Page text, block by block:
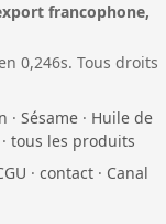
francophone,
0,246s. Tous droits
· Sésame · Huile de
· tous les produits
· contact · Canal